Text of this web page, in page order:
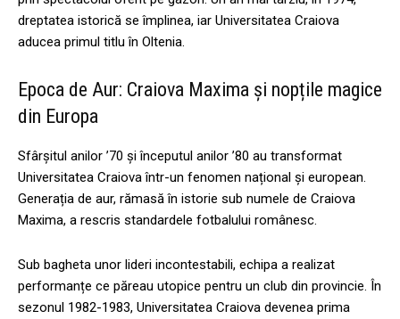
dreptatea istorică se împlinea, iar Universitatea Craiova
aducea primul titlu în Oltenia.
Epoca de Aur: Craiova Maxima și nopțile magice
din Europa
Sfârșitul anilor ’70 și începutul anilor ’80 au transformat
Universitatea Craiova într-un fenomen național și european.
Generația de aur, rămasă în istorie sub numele de Craiova
Maxima, a rescris standardele fotbalului românesc.
Sub bagheta unor lideri incontestabili, echipa a realizat
performanțe ce păreau utopice pentru un club din provincie. În
sezonul 1982-1983, Universitatea Craiova devenea prima